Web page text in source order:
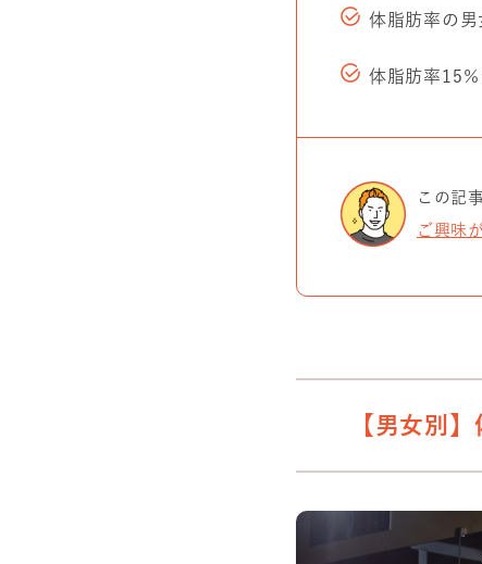
体脂肪率の
体脂肪率15
この記
ご興味
【男女別